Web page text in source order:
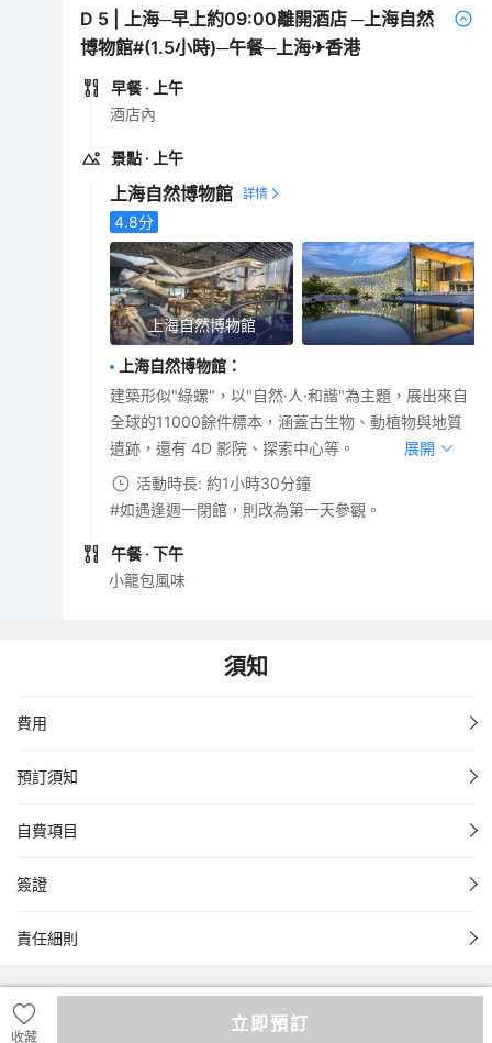
D 5 |上海─早上約09:00離開酒店 ─上海自然
博物館#(1.5小時)─午餐─上海✈香港
早餐 · 上午
酒店內
景點 · 上午
上海自然博物館
4.8分
上海自然博物館
上海自然博物館 ：
建築形似"綠螺"，以"自然·人·和諧"為主題，展出來自
全球的11000餘件標本，涵蓋古生物、動植物與地質
遺跡，還有 4D 影院、探索中心等。
展開
活動時長: 約1小時30分鐘
#如遇逢週一閉館，則改為第一天參觀。
午餐 · 下午
小籠包風味
須知
費用
預訂須知
自費項目
簽證
責任細則
收藏
立即預訂